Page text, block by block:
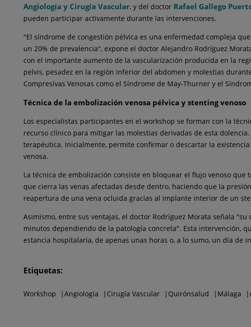
Angiología y Cirugía Vascular, y del doctor Rafael Gallego
pueden participar activamente durante las intervenciones.
"El síndrome de congestión pélvica es una enfermedad compleja
un 20% de prevalencia", expone el doctor Alejandro Rodríguez
con el importante aumento de la vascularización producida en la
pelvis, pesadez en la región inferior del abdomen y molestias
Compresivas Venosas como el Síndrome de May-Thurner y el
Técnica de la embolización venosa pélvica y stenting venoso
Los especialistas participantes en el workshop se forman con la
recurso clínico para mitigar las molestias derivadas de esta
terapéutica. Inicialmente, permite confirmar o descartar la
venosa.
La técnica de embolización consiste en bloquear el flujo venoso
que cierra las venas afectadas desde dentro, haciendo que la
reapertura de una vena ocluida gracias al implante interior de un
Asimismo, entre sus ventajas, el doctor Rodríguez Morata señala
minutos dependiendo de la patología concreta". Esta intervención,
estancia hospitalaria, de apenas unas horas o, a lo sumo, un día de
Etiquetas:
Workshop Angiología Cirugía Vascular Quirónsalud Málaga